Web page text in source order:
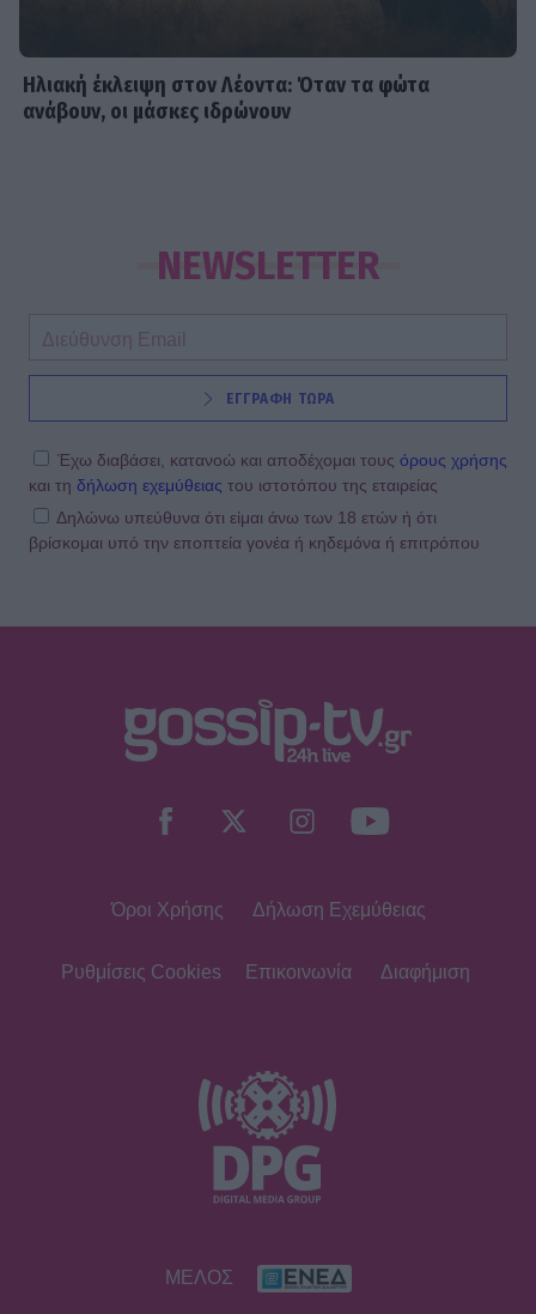
Ηλιακή έκλειψη στον Λέοντα: Όταν τα φώτα
ανάβουν, οι μάσκες ιδρώνουν
NEWSLETTER
ΕΓΓΡΑΦΗ ΤΩΡΑ
Έχω διαβάσει, κατανοώ και αποδέχομαι τους όρους χρήσης
και τη δήλωση εχεμύθειας του ιστοτόπου της εταιρείας
Δηλώνω υπεύθυνα ότι είμαι άνω των 18 ετών ή ότι
βρίσκομαι υπό την εποπτεία γονέα ή κηδεμόνα ή επιτρόπου
Όροι Χρήσης Δήλωση Εχεμύθειας
Ρυθμίσεις Cookies Επικοινωνία Διαφήμιση
ΜΕΛΟΣ